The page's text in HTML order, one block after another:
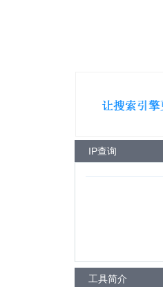
IP查询
工具简介